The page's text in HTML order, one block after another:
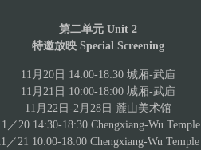
第二单元 Unit 2
特邀放映 Special Screening
11月20日 14:00-18:30 城厢-武庙
11月21日 10:00-18:00 城厢-武庙
11月22日-2月28日 麓山美术馆
／20 14:30-18:30 Chengxiang-Wu Temple
／21 10:00-18:00 Chengxiang-Wu Temple